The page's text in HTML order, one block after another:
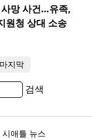
망 사건…유족,
원청 상대 소송
마지막
검색
시애틀 뉴스